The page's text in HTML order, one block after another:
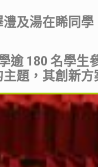
及湯在睎同
逾 180 名學
題，其創新